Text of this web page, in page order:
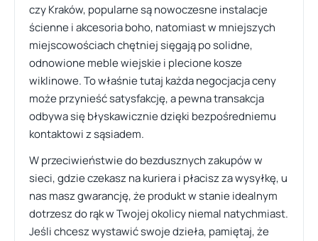
czy Kraków, popularne są nowoczesne instalacje
ścienne i akcesoria boho, natomiast w mniejszych
miejscowościach chętniej sięgają po solidne,
odnowione meble wiejskie i plecione kosze
wiklinowe. To właśnie tutaj każda negocjacja ceny
może przynieść satysfakcję, a pewna transakcja
odbywa się błyskawicznie dzięki bezpośredniemu
kontaktowi z sąsiadem.
W przeciwieństwie do bezdusznych zakupów w
sieci, gdzie czekasz na kuriera i płacisz za wysyłkę, u
nas masz gwarancję, że produkt w stanie idealnym
dotrzesz do rąk w Twojej okolicy niemal natychmiast.
Jeśli chcesz wystawić swoje dzieła, pamiętaj, że